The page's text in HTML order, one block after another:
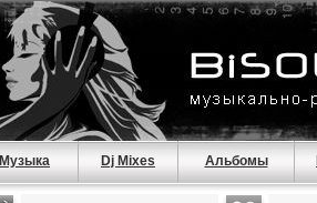
Музыка Dj Mixes Альбомы